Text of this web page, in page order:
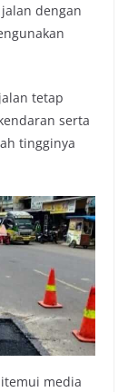
dengan
tetap
serta
tingginya
media